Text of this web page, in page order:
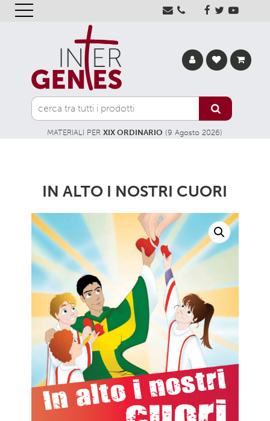
MATERIALI PERXIX ORDINARIO (9 Agosto 2026)
IN ALTO I NOSTRI CUORI